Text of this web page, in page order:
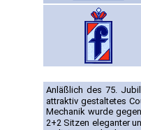
Anläßlich des 75.
attraktiv gestaltetes
Mechanik wurde
2+2 Sitzen eleganter